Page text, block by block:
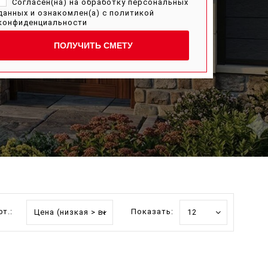
и ознакомлен(а) с политикой
ПОЛУЧИТЬ СМЕТУ
Показать: